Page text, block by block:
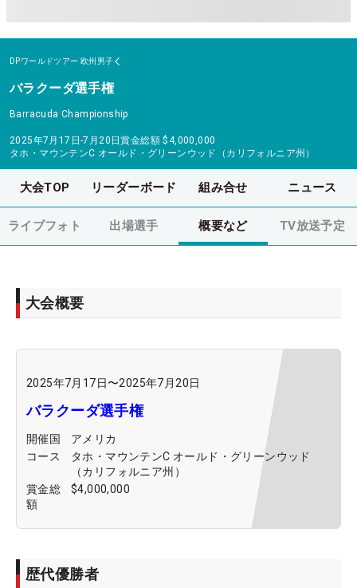
DPワールドツアー 欧州男子
バラクーダ選手権
Barracuda Championship
2025年7月17日-7月20日賞金総額 $4,000,000
タホ・マウンテンC オールド・グリーンウッド（カリフォルニア州）
大会TOP リーダーボード 組み合せ ニュース
ライブフォト 出場選手 概要など TV放送予定
大会概要
2025年7月17日〜2025年7月20日
バラクーダ選手権
開催国
アメリカ
コース
タホ・マウンテンC オールド・グリーンウッド
（カリフォルニア州）
賞金総
額
$4,000,000
歴代優勝者